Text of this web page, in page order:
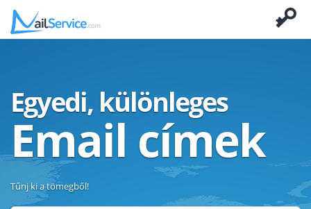
Egyedi, különleges
Email címek
Tűnj ki a tömegből!